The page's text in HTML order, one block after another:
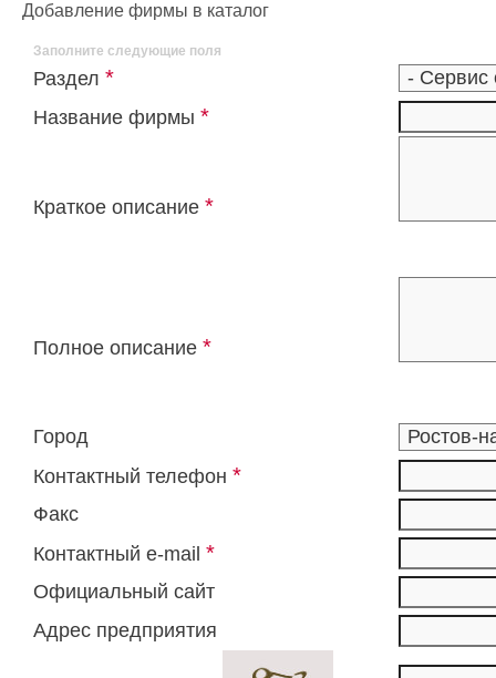
Добавление фирмы в каталог
Заполните следующие поля
Раздел *
Название фирмы *
Краткое описание *
Полное описание *
Город
Контактный телефон *
Факс
Контактный e-mail *
Официальный сайт
Адрес предприятия